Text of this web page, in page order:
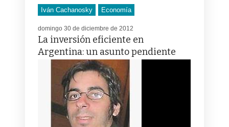
Iván Cachanosky Economía
domingo 30 de diciembre de 2012
La inversión eficiente en
Argentina: un asunto pendiente